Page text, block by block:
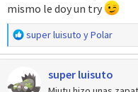
mismo le doy un try
R
e
a
c
c
super luisuto yPolar
super luisuto